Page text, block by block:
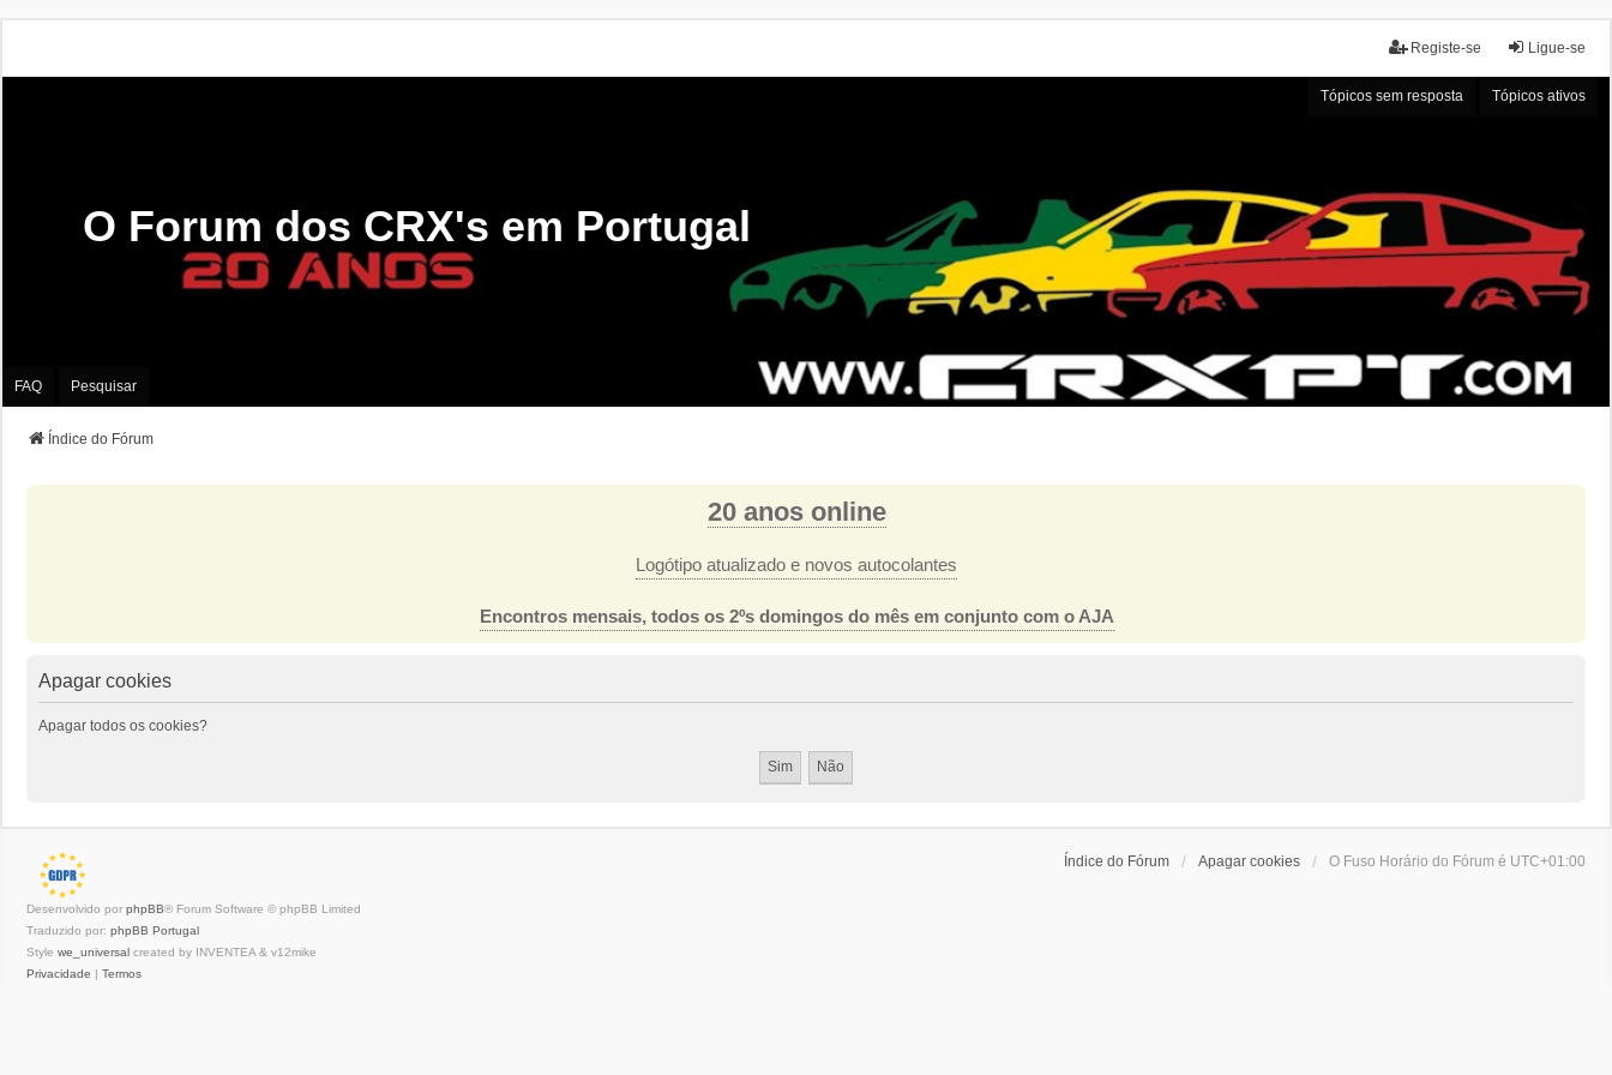
Ligue-se
Registe-se
Tópicos sem resposta Tópicos ativos
O Forum dos CRX's em Portugal
FAQ Pesquisar
Índice do Fórum
20 anos online
Logótipo atualizado e novos autocolantes
Encontros mensais, todos os 2ºs domingos do mês em conjunto com o AJA
Apagar cookies
Apagar todos os cookies?
Índice do Fórum Apagar cookies O Fuso Horário do Fórum é UTC+01:00
Desenvolvido por phpBB® Forum Software © phpBB Limited
Traduzido por: phpBB Portugal
Style we_universal created by INVENTEA & v12mike
Privacidade | Termos